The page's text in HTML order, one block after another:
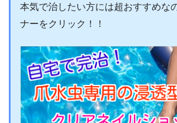
本気で治したい方には超おすすめな
ナーをクリック！！